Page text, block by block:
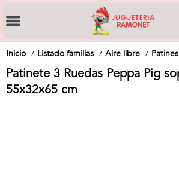
Inicio Listado familias Aire libre Patines
Patinete 3 Ruedas Peppa Pig
55x32x65 cm